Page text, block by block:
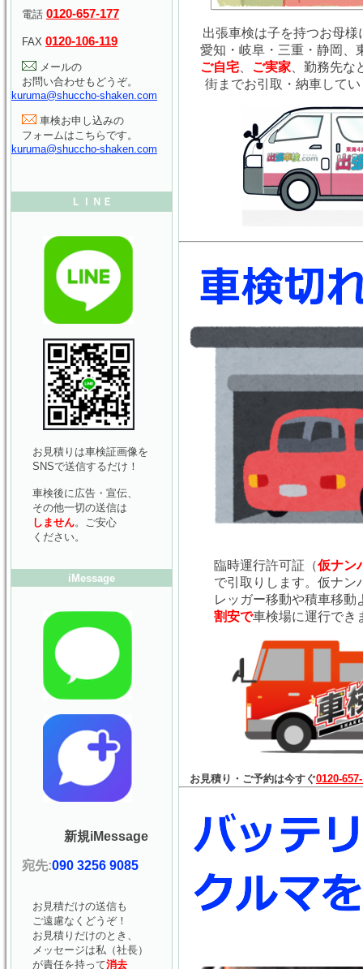
出張車検は子を持つお母様
愛知・岐阜・三重・静岡、
ご自宅
ご実家 、勤務先な
街までお引取・納車してい
臨時運行許可証（仮ナン
で引取りします。仮ナン
レッガー移動や積車移動
割安で車検場に運行でき
お見積り・ご予約は今すぐ0120-
電話 0120-657-177
FAX 0120-106-119
メールの
お問い合わせもどうぞ。
kuruma@shuccho-shaken.com
車検お申し込みの
フォームはこちらです。
kuruma@shuccho-shaken.com
ＬＩＮＥ
お見積りは車検証画像を
SNSで送信するだけ！
車検後に広告・宣伝、
その他一切の送信は
しません。ご安心
ください。
iMessage
新規iMessage
宛先:090 3256 9085
お見積だけの送信も
ご遠慮なくどうぞ！
お見積りだけのとき、
メッセージは私（社長）
が責任を持って消去